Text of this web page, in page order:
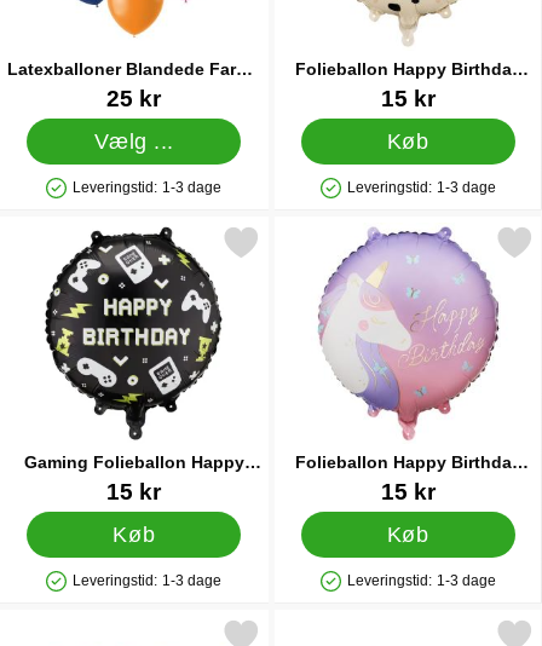
Latexballoner Blandede Farver
Mat 21 cm 50-pak
Varenr 9010025 kr
Vælg ...
Produkttilgængelighed: På lager
Leveringstid: 1-3 dage
Folieballon Happy Birthday
Hund 35 cm
Varenr 9069815 kr
Køb
Produkttilgængelighed: På lager
Leveringstid: 1-3 dage
Gaming Folieballon Happy
Birthday Sort
Varenr 9070315 kr
Køb
Produkttilgængelighed: På lager
Leveringstid: 1-3 dage
gaming Folieballon Happy Birthday Sort som favorit
Folieballon Happy Birthday
Enhjørning 35 cm
Varenr 9070215 kr
Køb
Produkttilgængelighed: På lager
Leveringstid: 1-3 dage
Markér folieballon Happy Birthday
Markér talballon 5 Regnbue Pastel 86 cm som favorit
Markér talballon 8 Regnbue